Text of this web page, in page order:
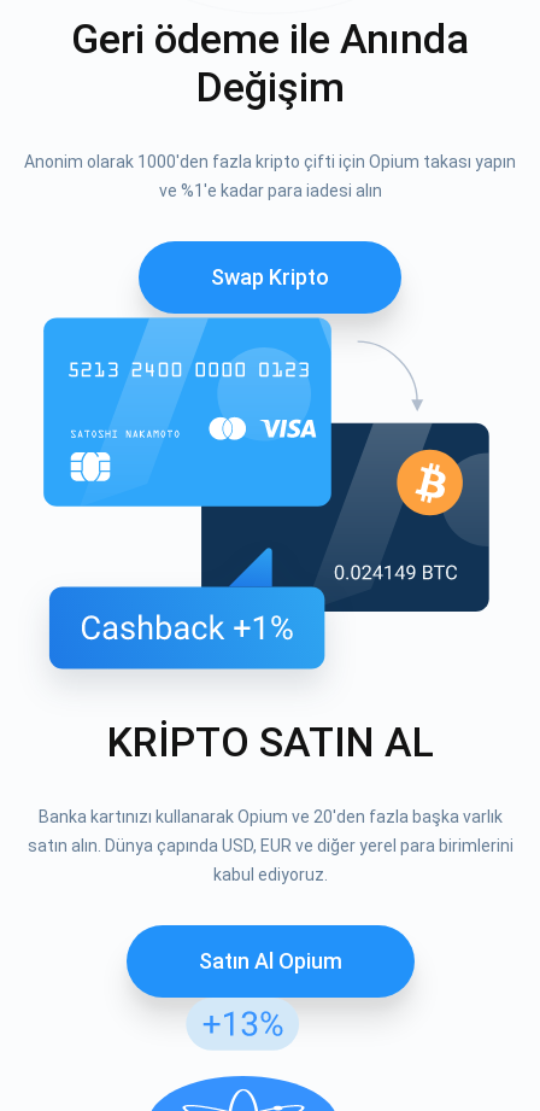
Geri ödeme ile Anında
Değişim
Anonim olarak 1000'den fazla kripto çifti için Opium takası yapın
ve %1'e kadar para iadesi alın
Swap Kripto
KRİPTO SATIN AL
Banka kartınızı kullanarak Opium ve 20'den fazla başka varlık
satın alın. Dünya çapında USD, EUR ve diğer yerel para birimlerini
kabul ediyoruz.
Satın Al Opium